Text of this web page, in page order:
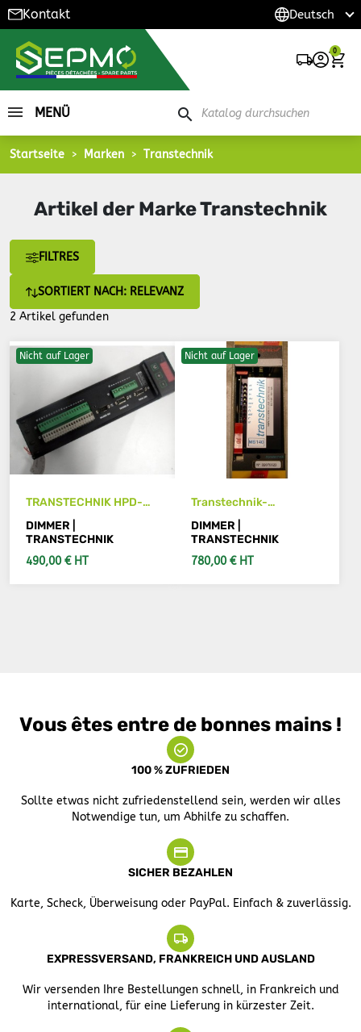
Kontakt
0
MENÜ search
Startseite Marken Transtechnik
Artikel der Marke Transtechnik
FILTRES
SORTIERT NACH: RELEVANZ
2 Artikel gefunden
Nicht auf Lager
TRANSTECHNIK HPD-
Laufwerk
DIMMER |
TRANSTECHNIK
490,00 € HT
Nicht auf Lager
Transtechnik-
Frequenzumrichter MS
140
DIMMER |
TRANSTECHNIK
780,00 € HT
Vous êtes entre de bonnes mains !
100 % ZUFRIEDEN
Sollte etwas nicht zufriedenstellend sein, werden wir alles
Notwendige tun, um Abhilfe zu schaffen.
SICHER BEZAHLEN
Karte, Scheck, Überweisung oder PayPal. Einfach & zuverlässig.
EXPRESSVERSAND, FRANKREICH UND AUSLAND
Wir versenden Ihre Bestellungen schnell, in Frankreich und
international, für eine Lieferung in kürzester Zeit.